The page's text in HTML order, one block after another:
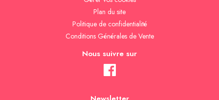
Plan du site
Politique de confidentialité
Conditions Générales de Vente
Nous suivre sur